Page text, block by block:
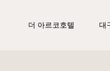
더 아르코호텔 대